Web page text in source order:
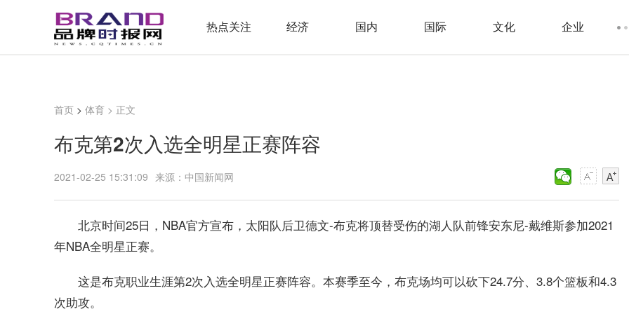
热点关注 经济 国内 国际 文化 企业
首页 > 体育 > 正文
布克第2次入选全明星正赛阵容
2021-02-25 15:31:09 来源：中国新闻网
北京时间25日，NBA官方宣布，太阳队后卫德文-布克将顶替受伤的湖人队前锋安东尼-戴维斯参加2021
年NBA全明星正赛。
这是布克职业生涯第2次入选全明星正赛阵容。本赛季至今，布克场均可以砍下24.7分、3.8个篮板和4.3
次助攻。